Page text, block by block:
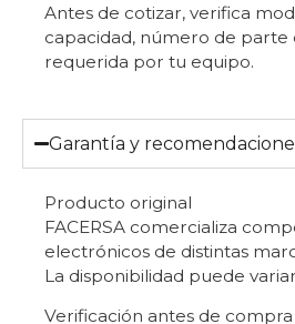
Antes de cotizar, verifica
capacidad, número de parte
requerida por tu equipo.
Garantía y
Producto original
FACERSA comercializa
electrónicos de distintas
La disponibilidad puede
Verificación antes de compra